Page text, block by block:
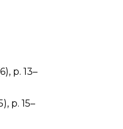
p. 13–
p. 15–